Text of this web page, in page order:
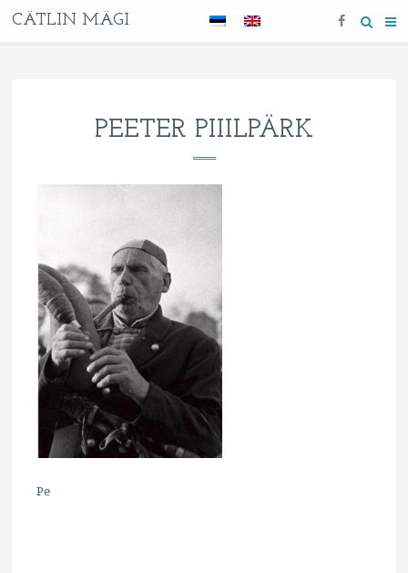
CÄTLIN MÄGI
PEETER PIIILPÄRK
Pe